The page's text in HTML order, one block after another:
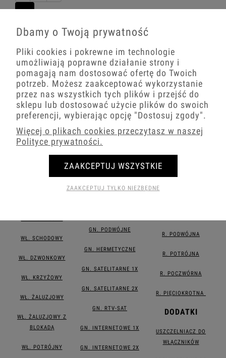
Włącznik żaluzjowyto urządzenie elektryczne
służące do sterowania roletami, żaluzjami,
markizami lub innymi urządzeniami
przesłaniającymi światło w oknach. Włącznik
żaluzjowy pozwala na podnoszenie lub
opuszczanie rolet lub żaluzji, regulowanie ilości
światła wpadającego do pomieszczenia. Włącznik
żaluzjowy z blokadą jest często stosowany w
sterowania elektronicznego rolet. Blokada pozwala
uniknąć trzymania wszystkich klawiszy po kolei.
Gniazda
WŁ. SCHODOWY
WŁ. DZWONKOWY
WŁ. KRZYŻOWY
WŁ. ŻALUZJOWY
WŁ. ŻALUZJOWY Z
BLOKADĄ
WŁ. POTRÓJNY
GN. PODWÓJNE
GN. HERMETYCZNE
GN. SATELITARNE 1X
GN. SATELITARNE 2X
GN. RTV-SAT
GN. INTERNETOWE 1X
GN. INTERNETOWE 2X
R. PODWÓJNA
R. POTRÓJNA
R. POCZWÓRNA
R. PIĘCIOKROTNA
DODATKI
USZCZELNIACZ DO
WŁĄCZNIKÓW
Dbamy o Twoją prywatność
Pliki cookies i pokrewne im technologie
umożliwiają poprawne działanie strony i
pomagają nam dostosować ofertę do Twoich
potrzeb. Możesz zaakceptować wykorzystanie
przez nas wszystkich tych plików i przejść do
sklepu lub dostosować użycie plików do swoich
preferencji, wybierając opcję "Dostosuj zgody".
Więcej o plikach cookies przeczytasz w naszej
Polityce prywatności.
ZAAKCEPTUJ TYLKO NIEZBĘDNE
ZAAKCEPTUJ WSZYSTKIE